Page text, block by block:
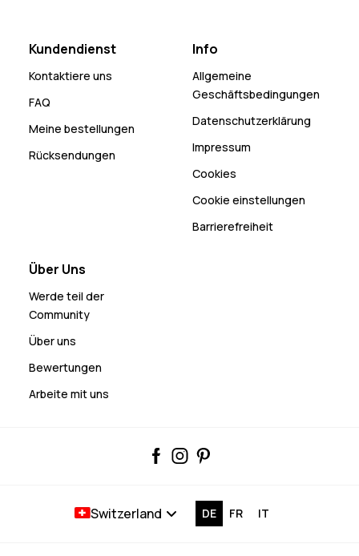
Kundendienst
Kontaktiere uns
FAQ
Meine bestellungen
Rücksendungen
Info
Allgemeine
Geschäftsbedingungen
Datenschutzerklärung
Impressum
Cookies
Cookie einstellungen
Barrierefreiheit
Über Uns
Werde teil der
Community
Über uns
Bewertungen
Arbeite mit uns
DE FR IT
Switzerland